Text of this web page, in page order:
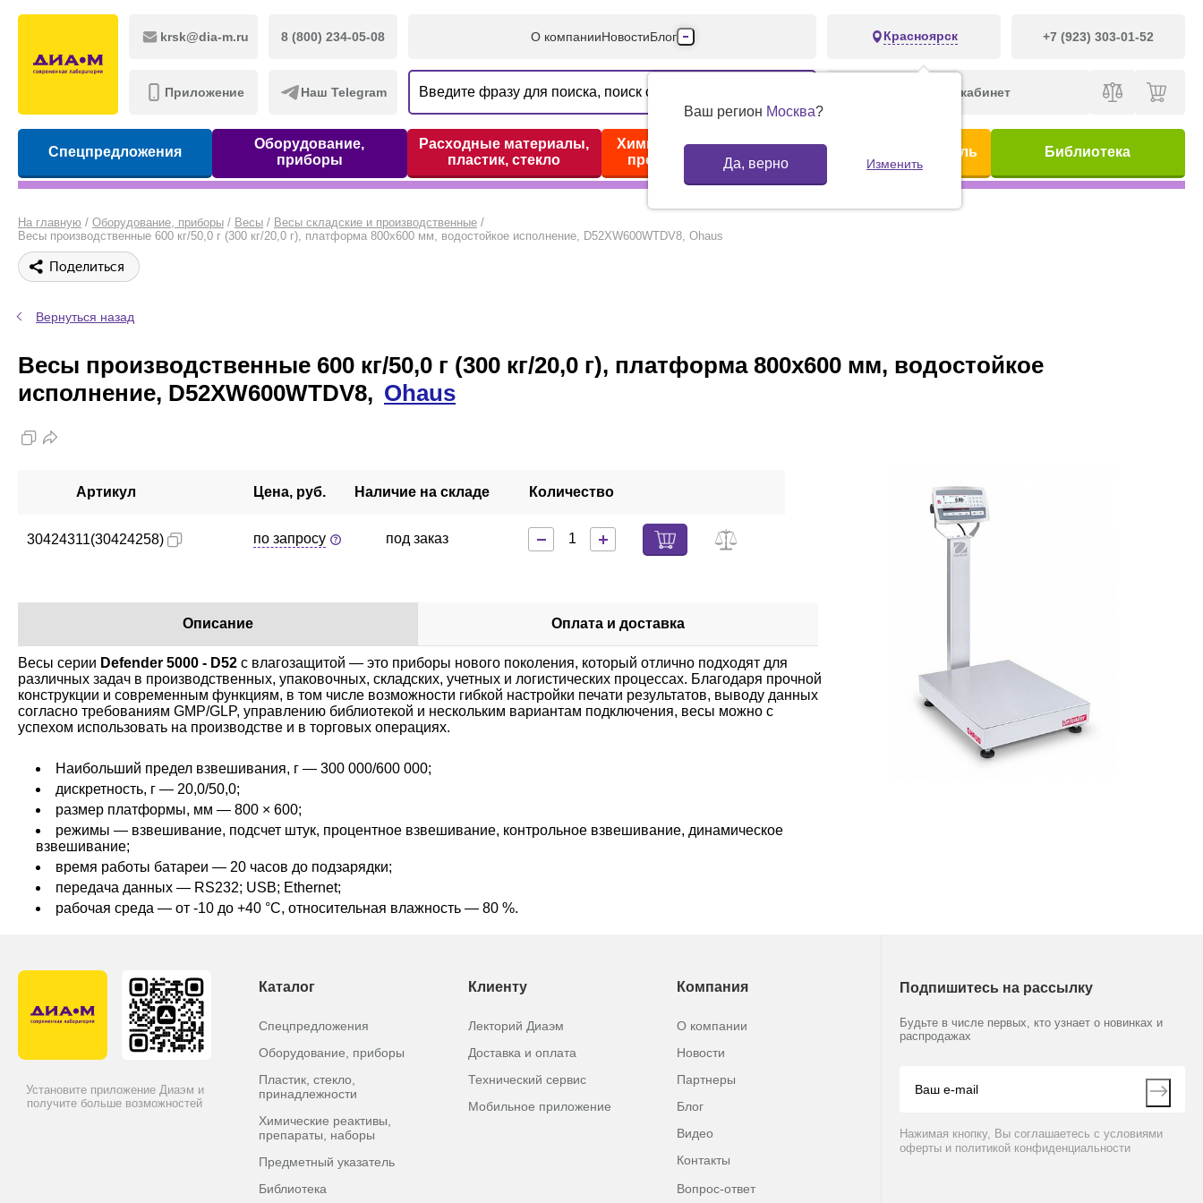
krsk@dia-m.ru 8 (800) 234-05-08
Приложение Наш Telegram
О компанииНовостиБлог
Производители
Партнеры
Контакты
Красноярск +7 (923) 303-01-52
Ваш регион Москва?
Да, верно Изменить
Личный кабинет
Спецпредложения
Оборудование,
приборы
Расходные материалы,
пластик, стекло
Химические реактивы,
препараты, наборы
Предметный указатель Библиотека
На главную / Оборудование, приборы / Весы / Весы складские и производственные /
Весы производственные 600 кг/50,0 г (300 кг/20,0 г), платформа 800х600 мм, водостойкое исполнение, D52XW600WTDV8, Ohaus
Поделиться
Вернуться назад
Весы производственные 600 кг/50,0 г (300 кг/20,0 г), платформа 800х600 мм, водостойкое
исполнение, D52XW600WTDV8, Ohaus
Артикул Цена, руб. Наличие на складе Количество
30424311(30424258) по запросу под заказ
Описание Оплата и доставка
Весы серии Defender 5000 - D52 с влагозащитой — это приборы нового поколения, который отлично подходят для
различных задач в производственных, упаковочных, складских, учетных и логистических процессах. Благодаря прочной
конструкции и современным функциям, в том числе возможности гибкой настройки печати результатов, выводу данных
согласно требованиям GMP/GLP, управлению библиотекой и нескольким вариантам подключения, весы можно с
успехом использовать на производстве и в торговых операциях.
Наибольший предел взвешивания, г — 300 000/600 000;
дискретность, г — 20,0/50,0;
размер платформы, мм — 800 × 600;
режимы — взвешивание, подсчет штук, процентное взвешивание, контрольное взвешивание, динамическое
взвешивание;
время работы батареи — 20 часов до подзарядки;
передача данных — RS232; USB; Ethernet;
рабочая среда — от -10 до +40 °C, относительная влажность — 80 %.
Установите приложение Диаэм и
получите больше возможностей
Каталог
Спецпредложения
Оборудование, приборы
Пластик, стекло,
принадлежности
Химические реактивы,
препараты, наборы
Предметный указатель
Библиотека
Клиенту
Лекторий Диаэм
Доставка и оплата
Технический сервис
Мобильное приложение
Компания
О компании
Новости
Партнеры
Блог
Видео
Контакты
Вопрос-ответ
Подпишитесь на рассылку
Будьте в числе первых, кто узнает о новинках и
распродажах
Нажимая кнопку, Вы соглашаетесь с условиями
оферты и политикой конфиденциальности